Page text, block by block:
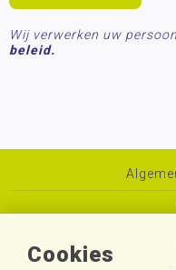
Cookies
Wij verwerken uw
beleid.